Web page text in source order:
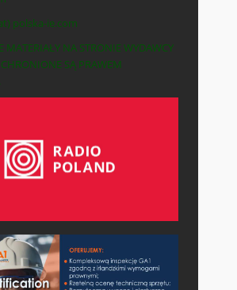
polska-ie.com
MATERIAŁY NA STRONIE WYDAWCY
CHRONIONE SĄ PRAWEM